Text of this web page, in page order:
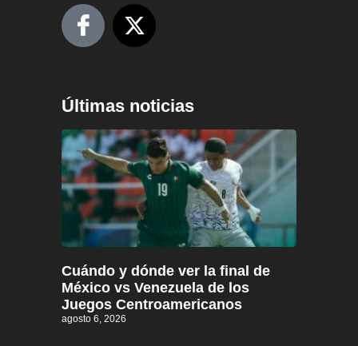
Últimas noticias
Cuándo y dónde ver la final de
México vs Venezuela de los
Juegos Centroamericanos
agosto 6, 2026